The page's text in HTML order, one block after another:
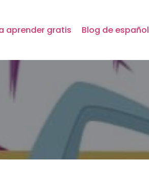
aprender gratis Blog de español